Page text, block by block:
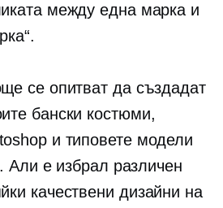
между една марка и
се опитват да създадат
бански костюми,
и типовете модели
Али е избрал различен
качествени дизайни на